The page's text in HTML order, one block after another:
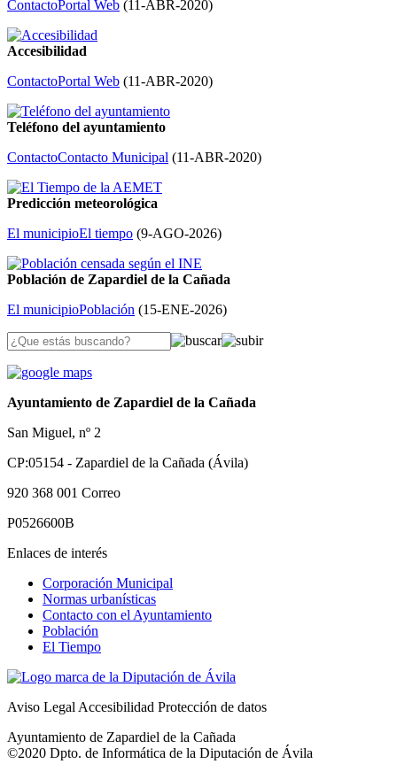
ContactoPortal Web (11-ABR-2020)
Accesibilidad
ContactoPortal Web (11-ABR-2020)
Teléfono del ayuntamiento
ContactoContacto Municipal (11-ABR-2020)
Predicción meteorológica
El municipioEl tiempo (9-AGO-2026)
Población de Zapardiel de la Cañada
El municipioPoblación (15-ENE-2026)
Ayuntamiento de Zapardiel de la Cañada
San Miguel, nº 2
CP:05154 - Zapardiel de la Cañada (Ávila)
920 368 001 Correo
P0526600B
Enlaces de interés
Corporación Municipal
Normas urbanísticas
Contacto con el Ayuntamiento
Población
El Tiempo
Aviso Legal Accesibilidad Protección de datos
Ayuntamiento de Zapardiel de la Cañada
©2020 Dpto. de Informática de la Diputación de Ávila